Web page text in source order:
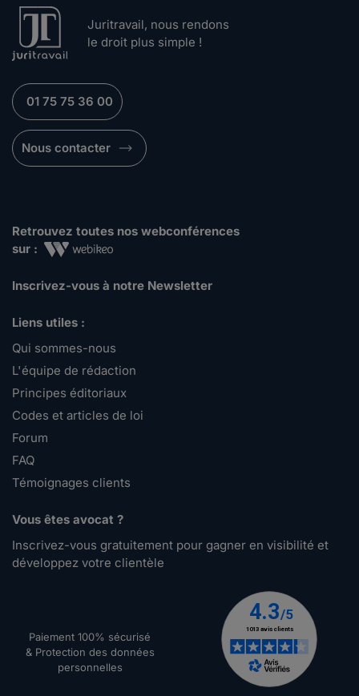
Juritravail, nous rendons
le droit plus simple !
01 75 75 36 00
Nous contacter
Retrouvez toutes nos webconférences
sur :
Inscrivez-vous à notre Newsletter
Liens utiles :
Qui sommes-nous
L'équipe de rédaction
Principes éditoriaux
Codes et articles de loi
Forum
FAQ
Témoignages clients
Vous êtes avocat ?
Inscrivez-vous gratuitement pour gagner en visibilité et
développez votre clientèle
Paiement 100% sécurisé
& Protection des données
personnelles